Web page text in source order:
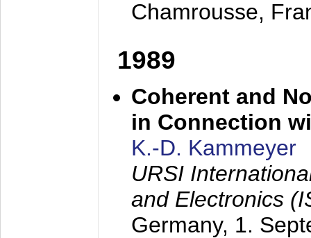
Chamrousse,
1989
Coherent and
in Connection
K.-D. Kammeyer
URSI
and Electronics
Germany, 1.